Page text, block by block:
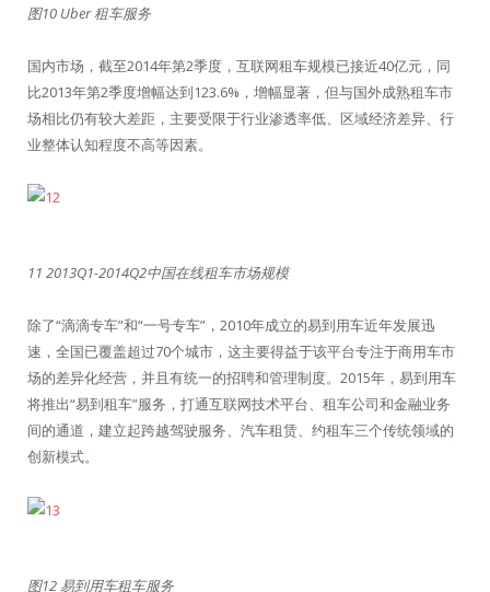
图10 Uber 租车服务
国内市场，截至2014年第2季度，互联网租车规模已接近40亿元，同
比2013年第2季度增幅达到123.6%，增幅显著，但与国外成熟租车市
场相比仍有较大差距，主要受限于行业渗透率低、区域经济差异、行
业整体认知程度不高等因素。
11 2013Q1-2014Q2中国在线租车市场规模
除了“滴滴专车”和“一号专车”，2010年成立的易到用车近年发展迅
速，全国已覆盖超过70个城市，这主要得益于该平台专注于商用车市
场的差异化经营，并且有统一的招聘和管理制度。2015年，易到用车
将推出“易到租车”服务，打通互联网技术平台、租车公司和金融业务
间的通道，建立起跨越驾驶服务、汽车租赁、约租车三个传统领域的
创新模式。
图12 易到用车租车服务